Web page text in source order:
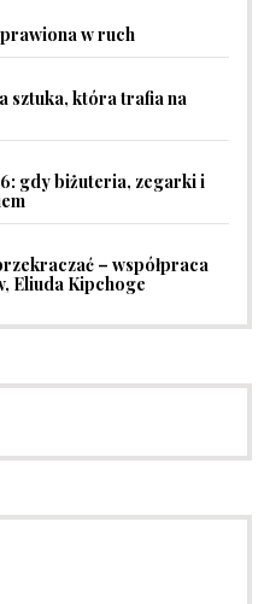
w ruch
sztuka, która trafia na
gdy biżuteria, zegarki i
– współpraca
Eliuda Kipchoge